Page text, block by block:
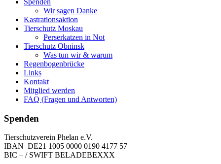
Wir sagen Danke
Kastrationsaktion
Tierschutz Moskau
Perserkatzen in Not
Tierschutz Obninsk
Was tun wir & warum
Regenbogenbrücke
Links
Kontakt
Mitglied werden
FAQ (Fragen und Antworten)
Spenden
Tierschutzverein Phelan e.V.
IBAN DE21 1005 0000 0190 4177 57
BIC – / SWIFT BELADEBEXXX